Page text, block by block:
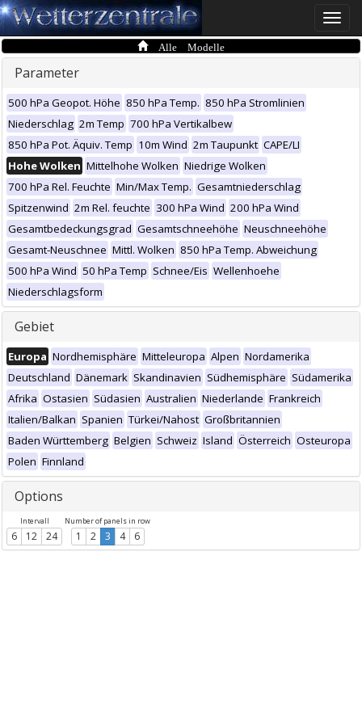
Toggle
Alle Modelle
Parameter
500 hPa Geopot. Höhe 850 hPa Temp. 850 hPa Stromlinien
Niederschlag 2m Temp 700 hPa Vertikalbew
850 hPa Pot. Äquiv. Temp 10m Wind 2m Taupunkt CAPE/LI
Hohe Wolken Mittelhohe Wolken Niedrige Wolken
700 hPa Rel. Feuchte Min/Max Temp. Gesamtniederschlag
Spitzenwind 2m Rel. feuchte 300 hPa Wind 200 hPa Wind
Gesamtbedeckungsgrad Gesamtschneehöhe Neuschneehöhe
Gesamt-Neuschnee Mittl. Wolken 850 hPa Temp. Abweichung
500 hPa Wind 50 hPa Temp Schnee/Eis Wellenhoehe
Niederschlagsform
Gebiet
Europa Nordhemisphäre Mitteleuropa Alpen Nordamerika
Deutschland Dänemark Skandinavien Südhemisphäre Südamerika
Afrika Ostasien Südasien Australien Niederlande Frankreich
Italien/Balkan Spanien Türkei/Nahost Großbritannien
Baden Württemberg Belgien Schweiz Island Österreich Osteuropa
Polen Finnland
Options
Intervall
6 12 24
Number of panels in row
1 2 3 4 6